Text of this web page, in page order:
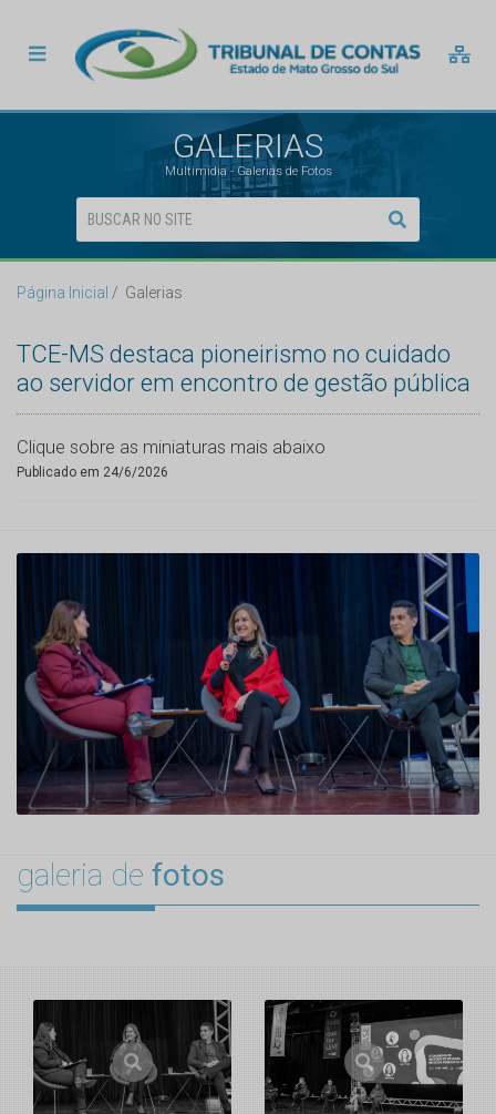
GALERIAS
Multimídia - Galerias de Fotos
Página Inicial Galerias
TCE-MS destaca pioneirismo no cuidado
ao servidor em encontro de gestão pública
Clique sobre as miniaturas mais abaixo
Publicado em 24/6/2026
galeria de fotos